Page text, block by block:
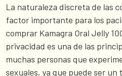
La naturaleza discreta de las
factor importante para los
comprar Kamagra Oral Jelly
privacidad es una de las
muchas personas que
sexuales, ya que puede ser un